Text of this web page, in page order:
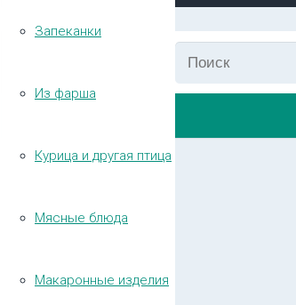
Запеканки
Из фарша
Курица и другая птица
Мясные блюда
Макаронные изделия